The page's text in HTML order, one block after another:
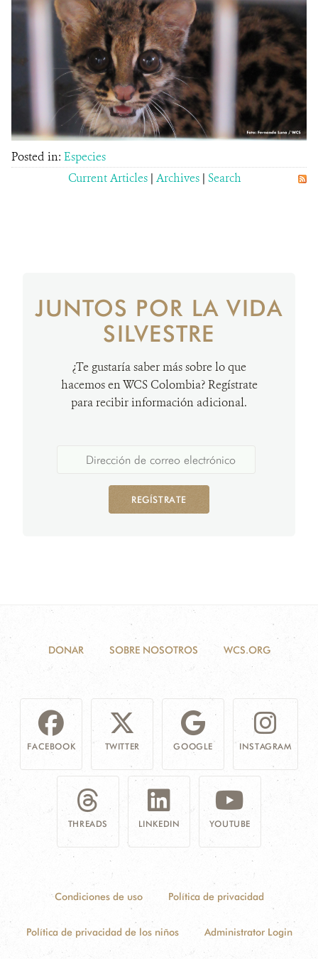
Posted in: Especies
Current Articles | Archives | Search
JUNTOS POR LA VIDA
SILVESTRE
¿Te gustaría saber más sobre lo que
hacemos en WCS Colombia? Regístrate
para recibir información adicional.
REGÍSTRATE
DONAR SOBRE NOSOTROS WCS.ORG
FACEBOOK TWITTER GOOGLE INSTAGRAM
THREADS LINKEDIN YOUTUBE
Condiciones de uso Política de privacidad
Política de privacidad de los niños Administrator Login